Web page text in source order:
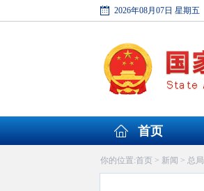
2026年08月07日 星期五
首页
你的位置:首页> 新闻 > 总局